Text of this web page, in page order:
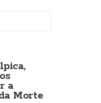
a
Morte